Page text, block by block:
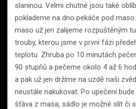
slaninou. Velmi chutné jsou také
poklademe na dno pekáče pod
maso už jen zalijeme rozpuštěným
trouby, kterou jsme v první fázi
teplotu. Zhruba po 10 minutách
90 stupňů a pečeme okolo 4 až 6
a pak už jen držíme na uzdě naši
neustále nakukovat. Po upečení
šťáva z masa, sádlo je možné slít či